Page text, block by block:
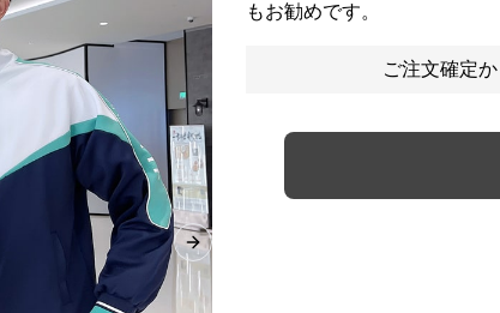
Next slide
もお勧めです。
ご注文確定